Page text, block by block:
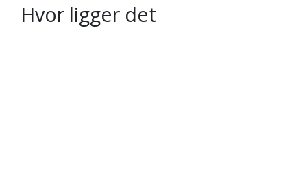
Hvor ligger det